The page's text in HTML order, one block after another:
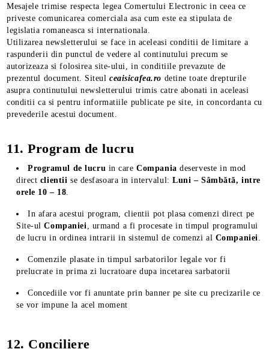
Mesajele trimise respecta legea Comertului Electronic in ceea ce
priveste comunicarea comerciala asa cum este ea stipulata de
legislatia romaneasca si internationala.
Utilizarea newsletterului se face in aceleasi conditii de limitare a
raspunderii din punctul de vedere al continutului precum se
autorizeaza si folosirea site-ului, in conditiile prevazute de
prezentul document. Siteul ceaisicafea.ro detine toate drepturile
asupra continutului newsletterului trimis catre abonati in aceleasi
conditii ca si pentru informatiile publicate pe site, in concordanta cu
prevederile acestui document.
11. Program de lucru
Programul de lucru in careCompania deserveste in mod
direct clientii se desfasoara in intervalul:Luni – Sâmbătă, intre
orele 10 – 18.
In afara acestui program, clientii pot plasa comenzi direct pe
Site-ulCompaniei, urmand a fi procesate in timpul programului
de lucru in ordinea intrarii in sistemul de comenzi al Companiei.
Comenzile plasate in timpul sarbatorilor legale vor fi
prelucrate in prima zi lucratoare dupa incetarea sarbatorii
Concediile vor fi anuntate prin banner pe site cu precizarile ce
se vor impune la acel moment
12. Conciliere